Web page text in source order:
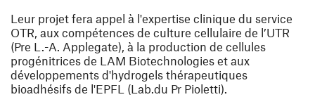
Leur projet fera appel à l'expertise clinique du service
OTR, aux compétences de culture cellulaire de l’UTR
(Pre L.-A. Applegate), à la production de cellules
progénitrices de LAM Biotechnologies et aux
développements d'hydrogels thérapeutiques
bioadhésifs de l'EPFL (Lab.du Pr Pioletti).